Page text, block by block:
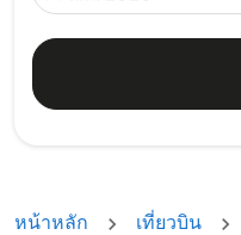
หน้าหลัก เที่ยวบิน